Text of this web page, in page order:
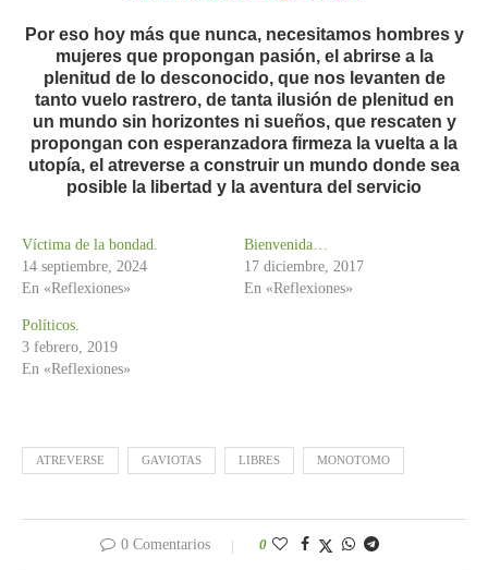
Por eso hoy más que nunca, necesitamos hombres y
mujeres que propongan pasión, el abrirse a la
plenitud de lo desconocido, que nos levanten de
tanto vuelo rastrero, de tanta ilusión de plenitud en
un mundo sin horizontes ni sueños, que rescaten y
propongan con esperanzadora firmeza la vuelta a la
utopía, el atreverse a construir un mundo donde sea
posible la libertad y la aventura del servicio
Víctima de la bondad.
14 septiembre, 2024
En «Reflexiones»
Bienvenida…
17 diciembre, 2017
En «Reflexiones»
Políticos.
3 febrero, 2019
En «Reflexiones»
ATREVERSE GAVIOTAS LIBRES MONOTOMO
0 Comentarios 0